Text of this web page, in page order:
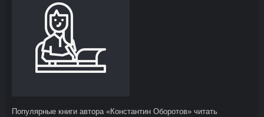
Популярные книги автора «Константин Оборотов» читать